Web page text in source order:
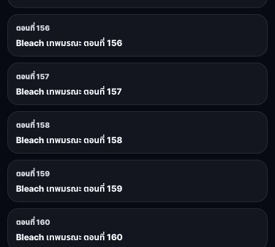
ตอนที่ 156
Bleach เทพมรณะ ตอนที่ 156
ตอนที่ 157
Bleach เทพมรณะ ตอนที่ 157
ตอนที่ 158
Bleach เทพมรณะ ตอนที่ 158
ตอนที่ 159
Bleach เทพมรณะ ตอนที่ 159
ตอนที่ 160
Bleach เทพมรณะ ตอนที่ 160